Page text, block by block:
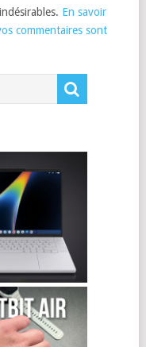
En savoir
commentaires sont